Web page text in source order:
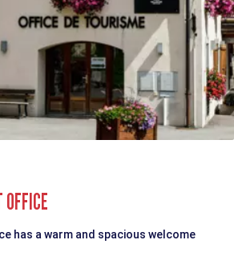
has a warm and spacious welcome